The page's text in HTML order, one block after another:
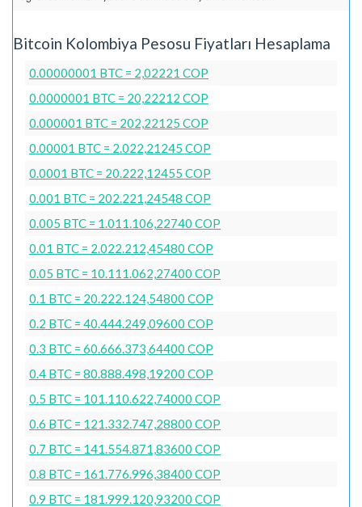
Bitcoin Kolombiya Pesosu Fiyatları Hesaplama
0.00000001 BTC = 2,02221 COP
0.0000001 BTC = 20,22212 COP
0.000001 BTC = 202,22125 COP
0.00001 BTC = 2.022,21245 COP
0.0001 BTC = 20.222,12455 COP
0.001 BTC = 202.221,24548 COP
0.005 BTC = 1.011.106,22740 COP
0.01 BTC = 2.022.212,45480 COP
0.05 BTC = 10.111.062,27400 COP
0.1 BTC = 20.222.124,54800 COP
0.2 BTC = 40.444.249,09600 COP
0.3 BTC = 60.666.373,64400 COP
0.4 BTC = 80.888.498,19200 COP
0.5 BTC = 101.110.622,74000 COP
0.6 BTC = 121.332.747,28800 COP
0.7 BTC = 141.554.871,83600 COP
0.8 BTC = 161.776.996,38400 COP
0.9 BTC = 181.999.120,93200 COP